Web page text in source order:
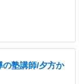
の塾講師/夕方か